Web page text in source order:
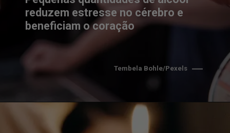
reduzem estresse no cérebro e
beneficiam o coração
Tembela Bohle/Pexels